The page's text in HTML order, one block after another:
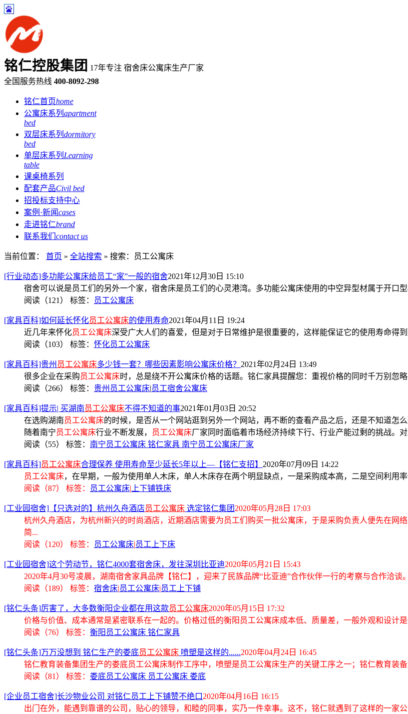
铭仁控股集团 17年专注 宿舍床公寓床生产厂家
全国服务热线 400-8092-298
铭仁首页home
公寓床系列 apartment
bed
双层床系列 dormitory
bed
单层床系列 Learning
table
课桌椅系列
配套产品Civil bed
招投标支持中心
案例·新闻cases
走进铭仁brand
联系我们 contact us
当前位置： 首页 » 全站搜索 » 搜索：员工公寓床
[行业动态]多功能公寓床给员工“家”一般的宿舍2021年12月30日 15:10
宿舍可以说是员工们的另外一个家，宿舍床是员工们的心灵港湾。多功能公寓床使用的中空异型材属于开口
阅读（121） 标签： 员工公寓床
[家具百科]如何延长怀化员工公寓床的使用寿命2021年04月11日 19:24
近几年来怀化员工公寓床深受广大人们的喜爱，但是对于日常维护是很重要的，这样能保证它的使用寿命得
阅读（103） 标签： 怀化员工公寓床
[家具百科]贵州 员工公寓床多少钱一套？哪些因素影响公寓床价格？ 2021年02月24日 13:49
很多企业在采购员工公寓床时，总是绕不开公寓床价格的话题。铭仁家具提醒您：重视价格的同时千万别忽
阅读（266） 标签： 贵州员工公寓床|员工宿舍公寓床
[家具百科]提示| 买湖南员工公寓床不得不知道的事2021年01月03日 20:52
在选购湖南员工公寓床的时候，是否从一个网站逛到另外一个网站，再不断的查看产品之后，还是不知道怎
随着南宁员工公寓床行业不断发展， 员工公寓床厂家同时面临着市场经济持续下行、行业产能过剩的挑战。
阅读（55） 标签： 南宁员工公寓床 铭仁家具 南宁员工公寓床厂家
[家具百科]员工公寓床合理保养 使用寿命至少延长5年以上—【铭仁支招】 2020年07月09日 14:22
员工公寓床，在早期，一般为使用单人木床，单人木床存在两个明显缺点，一是采购成本高，二是空间利用
阅读（87） 标签： 员工公寓床| 上下铺铁床
[工业园宿舍]【只选对的】杭州久舟酒店员工公寓床 选定铭仁集团 2020年05月28日 17:03
杭州久舟酒店，为杭州新兴的时尚酒店，近期酒店需要为员工们购买一批公寓床，于是采购负责人便先在网
简...
阅读（120） 标签： 员工公寓床|员工上下床
[工业园宿舍]这个劳动节，铭仁4000套宿舍床，发往深圳比亚迪2020年05月21日 15:43
2020年4月30号凌晨，湖南宿舍家具品牌【铭仁】，迎来了民族品牌“比亚迪”合作伙伴一行的考察与合作洽谈。
阅读（189） 标签： 宿舍床|员工公寓床|员工上下铺
[铭仁头条]厉害了，大多数衡阳企业都在用这款员工公寓床2020年05月15日 17:32
价格与价值、成本通常是紧密联系在一起的。价格过低的衡阳 员工公寓床成本低、质量差，一般外观和设计
阅读（76） 标签： 衡阳员工公寓床 铭仁家具
[铭仁头条]万万没想到 铭仁生产的娄底员工公寓床 喷塑是这样的......2020年04月24日 16:45
铭仁教育装备集团生产的娄底员工公寓床制作工序中，喷塑是员工公寓床生产的关键工序之一；铭仁教育装
阅读（81） 标签： 娄底员工公寓床 员工公寓床 娄底
[企业员工宿舍]长沙物业公司 对铭仁员工上下铺赞不绝口 2020年04月16日 16:15
出门在外，能遇到靠谱的公司，贴心的领导，和睦的同事，实乃一件幸事。这不，铭仁就遇到了这样的一家